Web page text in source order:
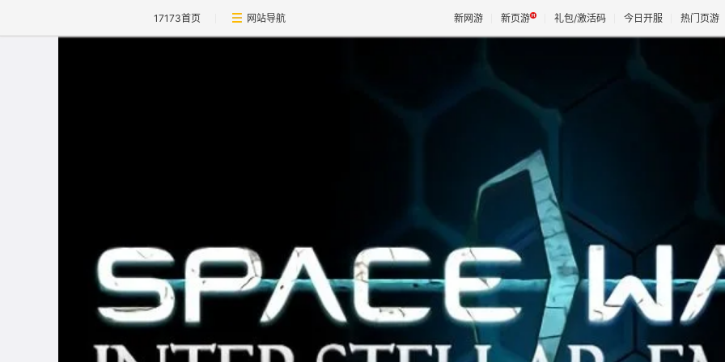
17173首页 网站导航 新网游 新页游 礼包/激活码 今日开服 热门页游